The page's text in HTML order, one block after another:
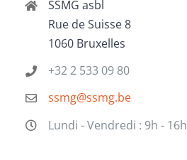
SSMG asbl
Rue de Suisse 8
1060 Bruxelles
+32 2 533 09 80
ssmg@ssmg.be
Lundi - Vendredi : 9h - 16h